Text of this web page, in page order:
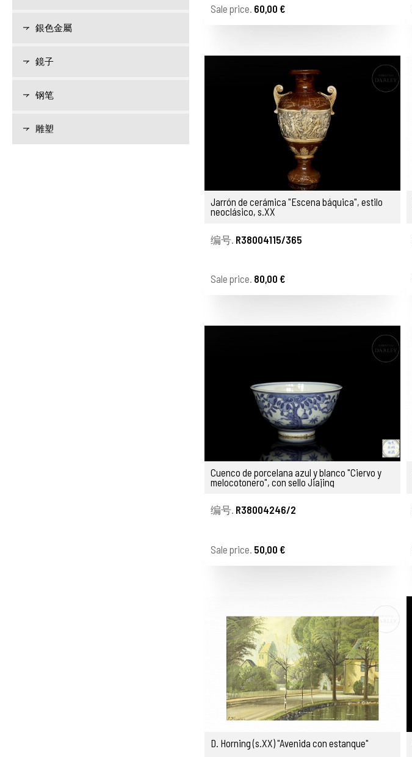
銀色金屬
鏡子
钢笔
雕塑
Sale price. 60,00 €
Jarrón de cerámica "Escena báquica", estilo
neoclásico, s.XX
编号. R38004115/365
Sale price. 80,00 €
Cuenco de porcelana azul y blanco "Ciervo y
melocotonero", con sello Jiajing
编号. R38004246/2
Sale price. 50,00 €
D. Horning (s.XX) "Avenida con estanque"